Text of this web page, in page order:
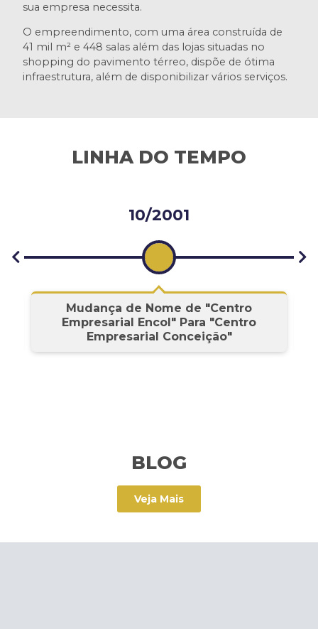
sua empresa necessita.
O empreendimento, com uma área construída de
41 mil m² e 448 salas além das lojas situadas no
shopping do pavimento térreo, dispõe de ótima
infraestrutura, além de disponibilizar vários serviços.
LINHA DO TEMPO
10/2001
Mudança de Nome de "Centro
Empresarial Encol" Para "Centro
Empresarial Conceição"
BLOG
Veja Mais